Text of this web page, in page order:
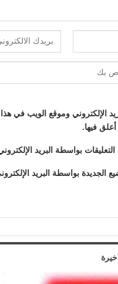
الإلكتروني وموقع الويب في
أعلق فيها.
التعليقات بواسطة البريد
الجديدة بواسطة البريد